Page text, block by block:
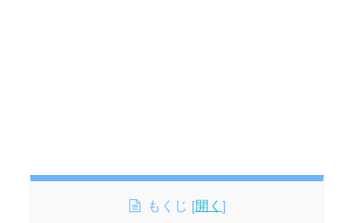
もくじ [開く ]